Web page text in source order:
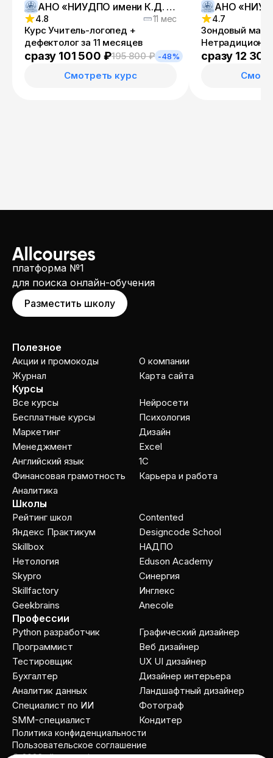
АНО «НИУДПО имени К.Д. Ушинского»
4.8 11 мес
Курс Учитель-логопед +
дефектолог за 11 месяцев
сразу 101 500 ₽195 800 ₽ -48%
Смотреть курс
4.7
Зондовый
сложности
сразу 12
платформа №1
для поиска онлайн-обучения
Разместить школу
Полезное
Акции и промокоды
Журнал
О компании
Карта сайта
Курсы
Все курсы
Бесплатные курсы
Маркетинг
Менеджмент
Английский язык
Финансовая грамотность
Аналитика
Нейросети
Психология
Дизайн
Excel
1C
Карьера и работа
Школы
Рейтинг школ
Яндекс Практикум
Skillbox
Нетология
Skypro
Skillfactory
Geekbrains
Contented
Designcode School
НАДПО
Eduson Academy
Cинергия
Инглекс
Anecole
Профессии
Python разработчик
Программист
Тестировщик
Бухгалтер
Аналитик данных
Специалист по ИИ
SMM-специалист
Графический дизайнер
Веб дизайнер
UX UI дизайнер
Дизайнер интерьера
Ландшафтный дизайнер
Фотограф
Кондитер
Пользовательское соглашение
Политика конфиденциальности